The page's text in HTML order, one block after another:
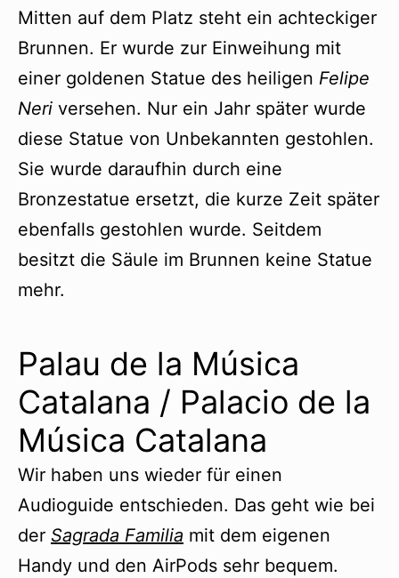
Mitten auf dem Platz steht ein achteckiger
Brunnen. Er wurde zur Einweihung mit
einer goldenen Statue des heiligen Felipe
Neri versehen. Nur ein Jahr später wurde
diese Statue von Unbekannten gestohlen.
Sie wurde daraufhin durch eine
Bronzestatue ersetzt, die kurze Zeit später
ebenfalls gestohlen wurde. Seitdem
besitzt die Säule im Brunnen keine Statue
mehr.
Palau de la Música
Catalana / Palacio de la
Música Catalana
Wir haben uns wieder für einen
Audioguide entschieden. Das geht wie bei
der Sagrada Familia mit dem eigenen
Handy und den AirPods sehr bequem.